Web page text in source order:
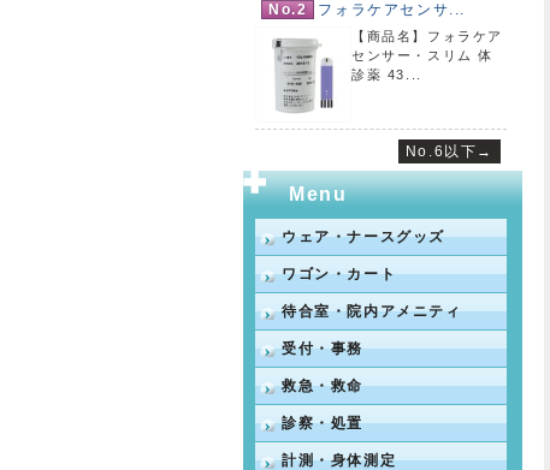
No.2 フォラケアセンサ...
【商品名】フォラケア
センサー・スリム 体
診薬 43...
No.6以下→
Menu
ウェア・ナースグッズ
ワゴン・カート
待合室・院内アメニティ
受付・事務
救急・救命
診察・処置
計測・身体測定